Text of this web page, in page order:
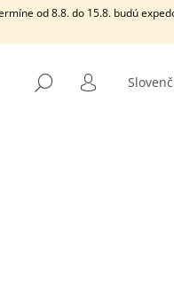
od 8.8. do 15.8. budú
HĽADAŤ